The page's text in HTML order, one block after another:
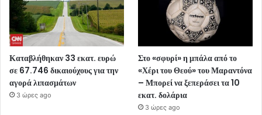
Καταβλήθηκαν 33 εκατ. ευρώ
σε 67.746 δικαιούχους για την
αγορά λιπασμάτων
3 ώρες ago
Στο «σφυρί» η μπάλα από το
«Χέρι του Θεού» του Μαραντόνα
– Μπορεί να ξεπεράσει τα 10
εκατ. δολάρια
3 ώρες ago